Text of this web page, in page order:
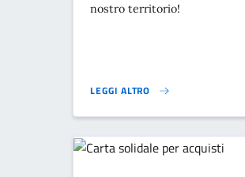
nostro territorio!
LEGGI ALTRO
BROCCOLETTO-DI-CUSTOZA-